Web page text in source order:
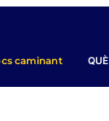
caminant